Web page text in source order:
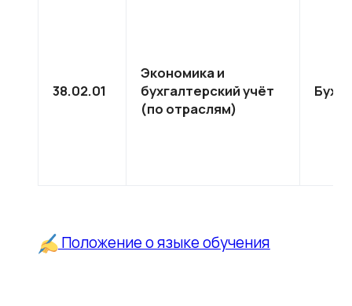
38.02.01
Экономика и
бухгалтерский учёт
(по отраслям)
Положение о языке обучения